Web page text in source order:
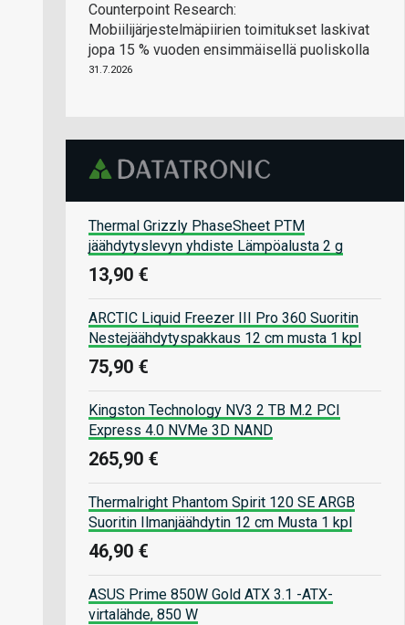
Counterpoint Research:
Mobiilijärjestelmäpiirien toimitukset laskivat
jopa 15 % vuoden ensimmäisellä puoliskolla
31.7.2026
Thermal Grizzly PhaseSheet PTM
jäähdytyslevyn yhdiste Lämpöalusta 2 g
13,90 €
ARCTIC Liquid Freezer III Pro 360 Suoritin
Nestejäähdytyspakkaus 12 cm musta 1 kpl
75,90 €
Kingston Technology NV3 2 TB M.2 PCI
Express 4.0 NVMe 3D NAND
265,90 €
Thermalright Phantom Spirit 120 SE ARGB
Suoritin Ilmanjäähdytin 12 cm Musta 1 kpl
46,90 €
ASUS Prime 850W Gold ATX 3.1 -ATX-
virtalähde, 850 W